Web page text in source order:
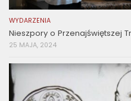
WYDARZENIA
Nieszpory o Przenajświętszej
25 MAJA, 2024